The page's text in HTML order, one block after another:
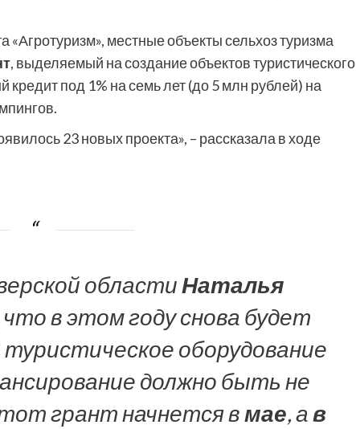
местные объекты сельхоз туризма
, выделяемый на создание объектов туристического
кредит под 1% на семь лет (до 5 млн рублей) на
23 новых проекта», – рассказала в ходе
областиНаталья
в этом году снова будет
оборудование
должно быть не
грант начнется вмае, ав